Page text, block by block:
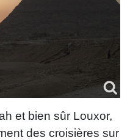
et bien sûr Louxor,
des croisières sur